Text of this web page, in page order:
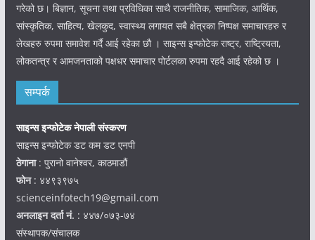
गरेको छ। बिज्ञान, सूचना तथा प्रविधिका साथै राजनीतिक, सामाजिक, आर्थिक,
सांस्कृतिक, साहित्य, खेलकुद, स्वास्थ्य लगायत सबै क्षेत्रका निष्पक्ष समाचारहरु र
लेखहरु रुपमा समावेश गर्दै आई रहेका छौ । साइन्स इन्फोटेक राष्ट्र, राष्ट्रियता,
लोकतन्त्र र आमजनताको पक्षधर समाचार पोर्टलका रुपमा रहदै आई रहेको छ ।
सम्पर्क
साइन्स इन्फोटेक नेपाली संस्करण
साइन्स इन्फोटेक डट कम डट एनपी
ठेगाना: पुरानो वानेश्वर, काठमाडौं
फोन: ४४९३९७५
scienceinfotech19@gmail.com
अनलाइन दर्ता नं. : ४४७/०७३-७४
संस्थापक/संचालक